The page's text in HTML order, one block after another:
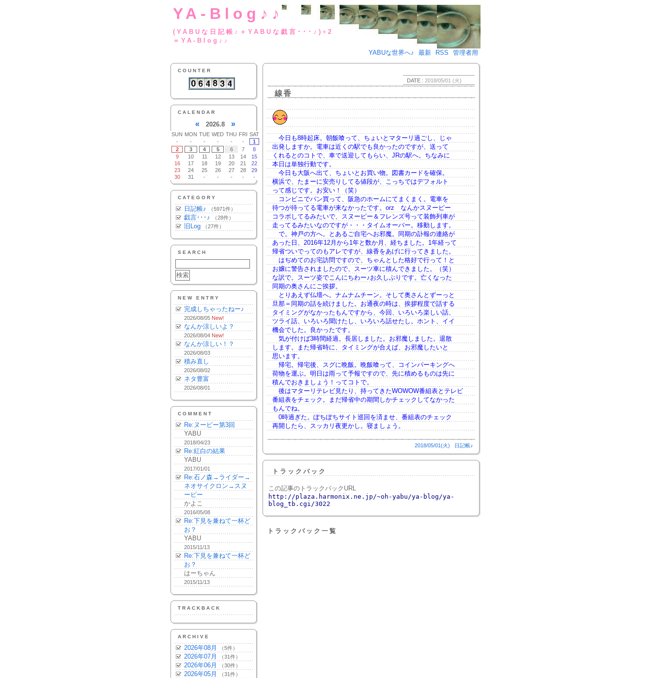
YA-Blog♪♪
(YABUな日記帳♪＋YABUな戯言･･･♪)÷2
＝YA-Blog♪♪
YABUな世界へ♪
最新 RSS 管理者用
COUNTER
CALENDAR
« 2026.8 »
SUN MON TUE WED THU FRI SAT
-
- - - - -
1
2
3 4 5 6 7
8
9
10 11 12 13 14
15
16
17 18 19 20 21
22
23
24 25 26 27 28
29
30
31 - - - - -
CATEGORY
日記帳♪ （5971件）
戯言･･･♪ （28件）
旧Log （27件）
SEARCH
NEW ENTRY
完成しちゃったねー♪
2026/08/05 New!
なんか涼しいよ？
2026/08/04 New!
なんか涼しい！？
2026/08/03
積み直し
2026/08/02
ネタ豊富
2026/08/01
COMMENT
Re:ヌーピー第3回
YABU
2018/04/23
Re:紅白の結果
YABU
2017/01/01
Re:石ノ森→ライダー→
ネオサイクロン→スヌ
ーピー
かよこ
2016/05/08
Re:下見を兼ねて一杯ど
お？
YABU
2015/11/13
Re:下見を兼ねて一杯ど
お？
はーちゃん
2015/11/13
TRACKBACK
ARCHIVE
2026年08月 （5件）
2026年07月 （31件）
2026年06月 （30件）
2026年05月 （31件）
DATE : 2018/05/01 (火)
線香
今日も8時起床。朝飯喰って、ちょいとマターリ過ごし、じゃ
出発しますか。電車は近くの駅でも良かったのですが、送って
くれるとのコトで、車で送迎してもらい、JRの駅へ。ちなみに
本日は単独行動です。
今日も大阪へ出て、ちょいとお買い物。図書カードを確保。
横浜で、たまーに安売りしてる値段が、こっちではデフォルト
って感じです。お安い！（笑）
コンビニでパン買って、阪急のホームにてまくまく。電車を
待つが待ってる電車が来なかったです。orz なんかスヌーピー
コラボしてるみたいで、スヌーピー＆フレンズ号って装飾列車が
走ってるみたいなのですが・・・タイムオーバー。移動します。
で。神戸の方へ。とあるご自宅へお邪魔。同期の訃報の連絡が
あった日、2016年12月から1年と数か月、経ちました。1年経って
帰省ついでってのもアレですが、線香をあげに行ってきました。
はぢめてのお宅訪問ですので、ちゃんとした格好で行って！と
お嬢に警告されましたので、スーツ車に積んできました。（笑）
な訳で。スーツ姿でこんにちわー♪お久しぶりです。亡くなった
同期の奥さんにご挨拶。
とりあえず仏壇へ。ナムナムチーン。そして奥さんとずーっと
旦那＝同期の話を続けました。お通夜の時は、挨拶程度で話する
タイミングがなかったもんですから、今回、いろいろ楽しい話、
ツライ話、いろいろ聞けたし、いろいろ話せたし。ホント、イイ
機会でした。良かったです。
気が付けば3時間経過。長居しました。お邪魔しました。退散
します。また帰省時に、タイミングが合えば、お邪魔したいと
思います。
帰宅。帰宅後、スグに晩飯。晩飯喰って、コインパーキングへ
荷物を運ぶ。明日は雨って予報ですので、先に積めるものは先に
積んでおきましょう！ってコトで。
後はマターリテレビ見たり、持ってきたWOWOW番組表とテレビ
番組表をチェック。まだ帰省中の期間しかチェックしてなかった
もんでね。
0時過ぎた。ぽちぽちサイト巡回を済ませ、番組表のチェック
再開したら、スッカリ夜更かし。寝ましょう。
2018/05/01(火) 日記帳♪
トラックバック
この記事のトラックバックURL
http://plaza.harmonix.ne.jp/~oh-yabu/ya-blog/ya-
blog_tb.cgi/3022
トラックバック一覧